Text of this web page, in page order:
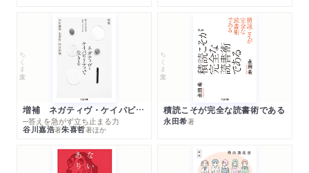
ちくま文庫
増補 ネガティヴ・ケイパビリティで生きる
─答えを急がず立ち止まる力
谷川嘉浩著朱喜哲著ほか
ちくま文庫
積読こそが完全な読書術である
永田希著